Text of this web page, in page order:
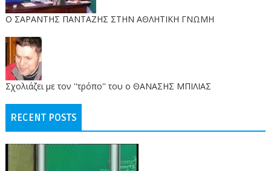
O ΣΑΡΑΝΤΗΣ ΠΑΝΤΑΖΗΣ ΣΤΗΝ ΑΘΛΗΤΙΚΗ ΓΝΩΜΗ
Σχολιάζει με τον ''τρόπο'' του ο ΘΑΝΑΣΗΣ ΜΠΙΛΙΑΣ
RECENT POSTS